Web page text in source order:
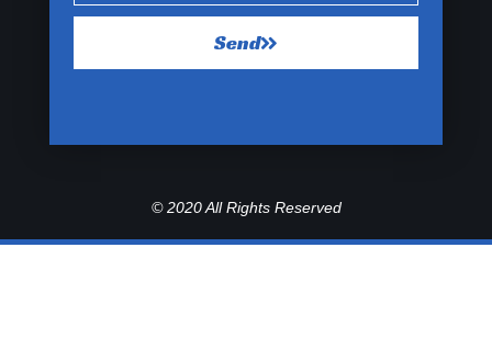
Send
© 2020 All Rights Reserved